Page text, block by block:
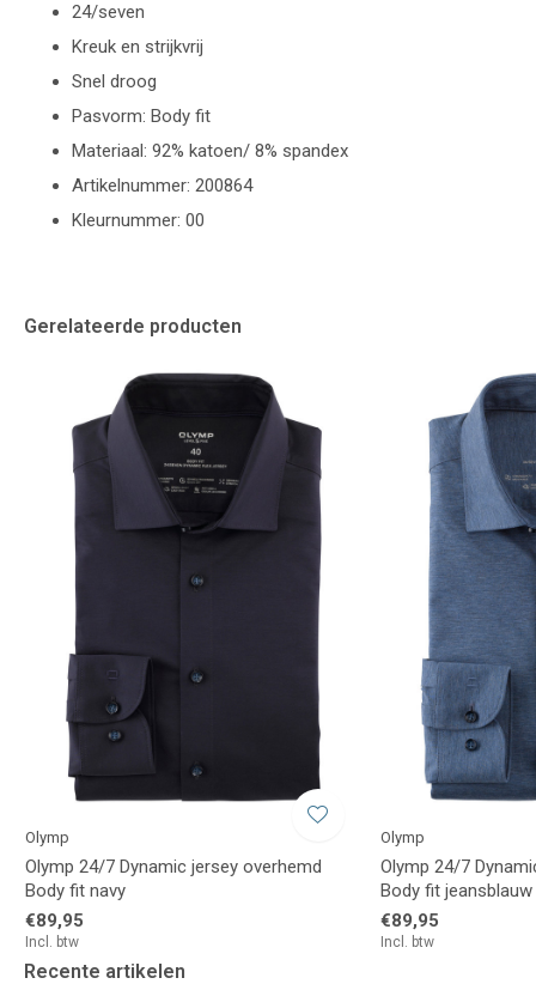
24/seven
Kreuk en strijkvrij
Snel droog
Pasvorm: Body fit
Materiaal: 92% katoen/ 8% spandex
Artikelnummer: 200864
Kleurnummer: 00
Gerelateerde producten
Olymp
Olymp 24/7 Dynamic jersey overhemd
Body fit navy
€89,95
Incl. btw
Olymp
Olymp 24/7
Body fit jeansblauw
€89,95
Incl. btw
Recente artikelen